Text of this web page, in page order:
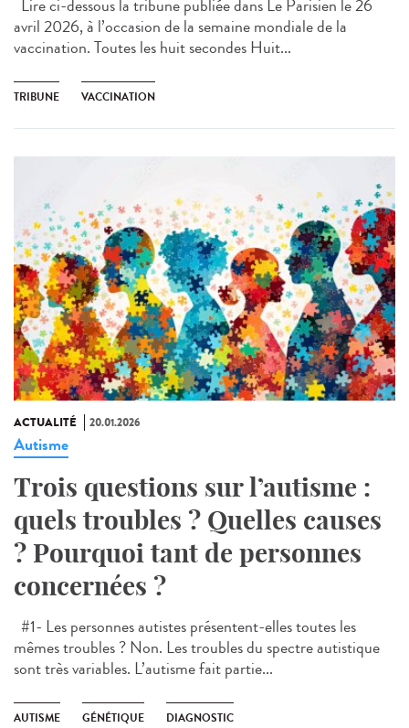
Lire ci-dessous la tribune publiée dans Le Parisien le 26
avril 2026, à l’occasion de la semaine mondiale de la
vaccination. Toutes les huit secondes Huit...
TRIBUNE VACCINATION
ACTUALITÉ 20.01.2026
Autisme
Trois questions sur l’autisme :
quels troubles ? Quelles causes
? Pourquoi tant de personnes
concernées ?
#1- Les personnes autistes présentent-elles toutes les
mêmes troubles ? Non. Les troubles du spectre autistique
sont très variables. L’autisme fait partie...
AUTISME GÉNÉTIQUE DIAGNOSTIC